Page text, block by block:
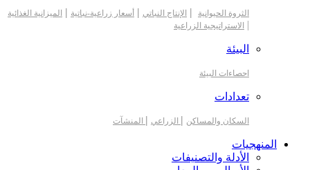
الثروة الحيوانية | الإنتاج النباتي | أسعار زراعية-نباتية | الميزانية الغذائية
| الاستراتيجية الزراعية
البيئة
احصاءات البيئة
تعدادات
السكان والمساكن | الزراعي | المنشآت
المنهجيات
الأدلة والتصنيفات